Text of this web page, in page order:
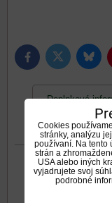
FacebookTwitter
Doplnkové
Diskusia 0
Druh ohrevu:
Cookies
stránky, analýzu
používaní. Na tento
strán a
USA alebo iných
vyjadrujete svoj
podrobné